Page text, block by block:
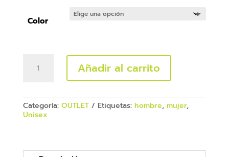
Color
club
Añadir al carrito
Categoría: OUTLET Etiquetas: hombre, mujer,
Unisex